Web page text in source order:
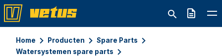
Offerte
Home Producten
Spare Parts
Watersystemen spare parts